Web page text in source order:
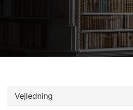
Vejledning